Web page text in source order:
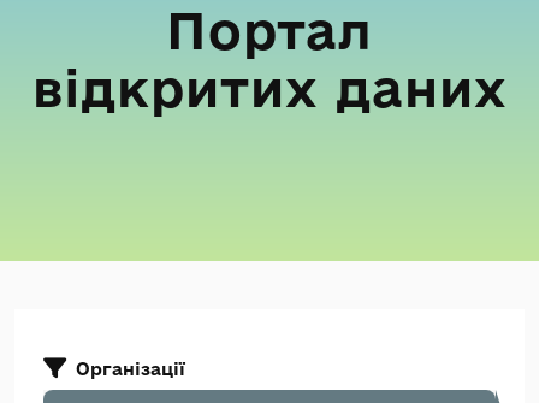
Портал
відкритих даних
Організації